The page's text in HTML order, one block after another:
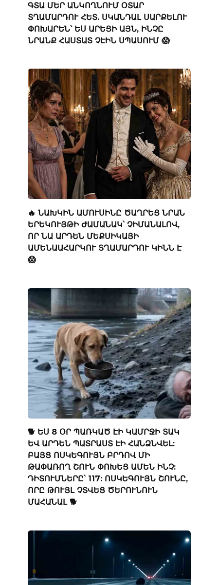
ԳՏԱ ՄԵՐ ԱՆԿՈՂՆՈՒՄ ՕՏԱՐ
ՏՂԱՄԱՐԴՈՒ ՀԵՏ. ՍԿԱՆԴԱԼ ՍԱՐՔԵԼՈՒ
ՓՈԽԱՐԵՆ՝ ԵՍ ԱՐԵՑԻ ԱՅՆ, ԻՆՉԸ
ՆՐԱՆՔ ՀԱՍՏԱՏ ՉԷԻՆ ՍՊԱՍՈՒՄ 😱
🔥 ՆԱԽԿԻՆ ԱՄՈՒՍԻՆԸ ԾԱՂՐԵՑ ՆՐԱՆ
ԵՐԵԿՈՒՅԹԻ ԺԱՄԱՆԱԿ՝ ՉԻՄԱՆԱԼՈՎ,
ՈՐ ՆԱ ԱՐԴԵՆ ՄԵՔՍԻԿԱՅԻ
ԱՄԵՆԱԱՀԱՐԿՈՒ ՏՂԱՄԱՐԴՈՒ ԿԻՆՆ Է
😱
🐕 ԵՍ 8 ՕՐ ՊԱՌԿԱԾ ԷԻ ԿԱՄՐՋԻ ՏԱԿ
ԵՎ ԱՐԴԵՆ ՊԱՏՐԱՍՏ ԷԻ ՀԱՆՁՆՎԵԼ:
ԲԱՅՑ ՈՍԿԵԳՈՒՅՆ ԲՐԴՈՎ ՄԻ
ԹԱՓԱՌՈՂ ՇՈՒՆ ՓՈԽԵՑ ԱՄԵՆ ԻՆՉ:
ԴԻՏՈՒՄՆԵՐԸ՝ 117: ՈՍԿԵԳՈՒՅՆ ՇՈՒՆԸ,
ՈՐԸ ԹՈՒՅԼ ՉՏՎԵՑ ԾԵՐՈՒՆՈՒՆ
ՄԱՀԱՆԱԼ 🐕